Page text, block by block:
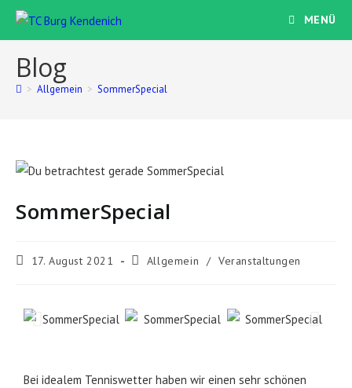
MENÜ
Blog
> Allgemein > SommerSpecial
SommerSpecial
17. August 2021 Allgemein / Veranstaltungen
Bei idealem Tenniswetter haben wir einen sehr schönen